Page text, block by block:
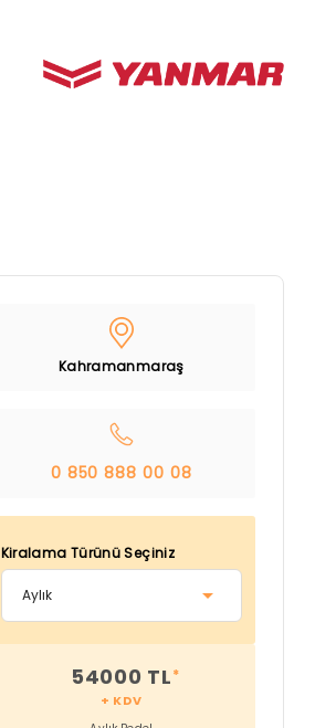
Kahramanmaraş
0 850 888 00 08
Kiralama Türünü Seçiniz
54000 TL*
+ KDV